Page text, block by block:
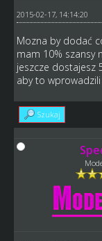
2015-02-17, 14:14:20
Mozna by dodać
mam 10% szansy
jeszcze dostajesz
aby to
Szukaj